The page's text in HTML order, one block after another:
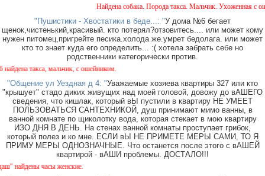
Найдена собака. Порода такса. Мальчик. Ухоженная с
"Пушистики - Хвостатики в беде...: "У дома №6 бегает
щенок,чистенький,красивый. кто потерял?отзовитесь.... или может кому
нужен питомец,пригрейте песика.холода же.умрет бедолага. или может
кто то знает куда его определить... :( хотела забрать себе но
родственники категорически против.
мальчик, с ошейником.
"Общение ул Уездная д 4: "Уважаемые хозяева квартиры 327 или кто
"крышует" стадо диких живущих над моей головой, довожу до вАШЕГО
сведения, что кишлак, который вЫ пустили в квартиру НЕ УМЕЕТ
ПОЛЬЗОВАТЬСЯ САНТЕХНИКОЙ, душ принимают мимо ванны, в
ванной комнате по щиколотку вода, которая стекает в мою квартиру
ИЗО ДНЯ В ДЕНЬ. На стенах ванной комнаты проступает грибок,
который полез и ко мне. ЕСЛИ вЫ НЕ ПРИМЕТЕ МЕРЫ САМИ, ТО Я
ПРИМУ МЕРЫ ОДНОЗНАЧНЫЕ. Что останется после этого с вАШЕЙ
квартирой - вАШИ проблемы. ДОСТАЛО!!!
часы женские.